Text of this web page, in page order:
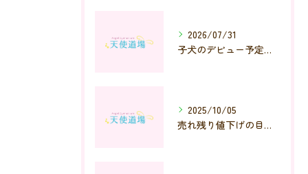
2026/07/31
子犬のデビュー予定と臨時休店
2025/10/05
売れ残り値下げの目安を決めました。